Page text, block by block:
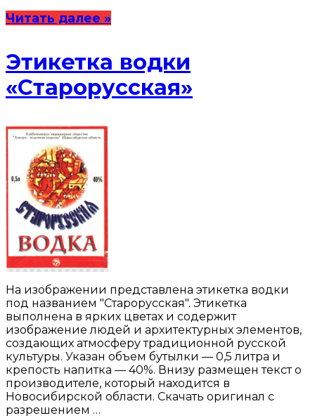
Читать далее »
Этикетка водки
«Старорусская»
На изображении представлена этикетка водки
под названием "Старорусская". Этикетка
выполнена в ярких цветах и содержит
изображение людей и архитектурных элементов,
создающих атмосферу традиционной русской
культуры. Указан объем бутылки — 0,5 литра и
крепость напитка — 40%. Внизу размещен текст о
производителе, который находится в
Новосибирской области. Скачать оригинал с
разрешением …